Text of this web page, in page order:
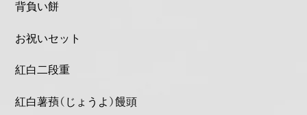
背負い餅
お祝いセット
紅白二段重
紅白薯蕷（じょうよ）饅頭